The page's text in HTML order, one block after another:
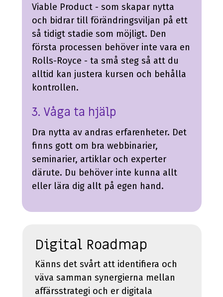
Viable Product - som skapar nytta
och bidrar till förändringsviljan på ett
så tidigt stadie som möjligt. Den
första processen behöver inte vara en
Rolls-Royce - ta små steg så att du
alltid kan justera kursen och behålla
kontrollen.
3. Våga ta hjälp
Dra nytta av andras erfarenheter. Det
finns gott om bra webbinarier,
seminarier, artiklar och experter
därute. Du behöver inte kunna allt
eller lära dig allt på egen hand.
Digital Roadmap
Känns det svårt att identifiera och
väva samman synergierna mellan
affärsstrategi och er digitala